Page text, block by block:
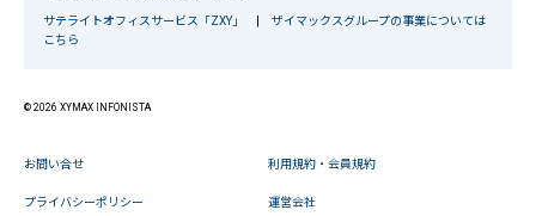
サテライトオフィスサービス「ZXY」
ザイマックスグループの事業については
こちら
© 2026 XYMAX INFONISTA
お問い合せ 利用規約・会員規約
プライバシーポリシー 運営会社